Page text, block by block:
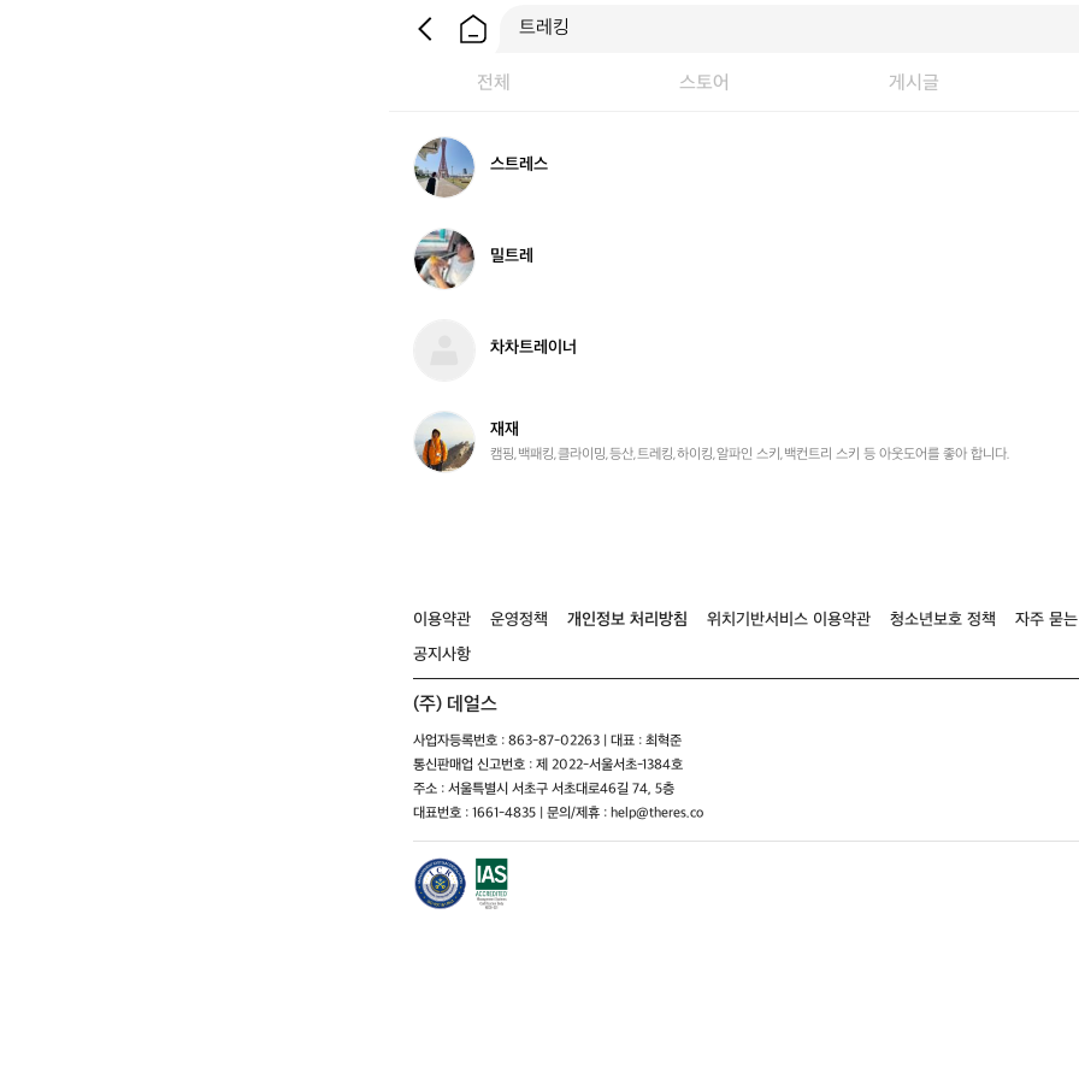
전체 스토어 게시글
스
트
레
스트레스
밀
트
레
밀트레
이
너
차차트레이너
재
재
재재
캠핑,백패킹,클라이밍,등산,트레킹,하이킹,알파인 스키,백컨트리 스키 등 아웃도어를 좋아 합니다.
이용약관 운영정책 개인정보 처리방침 위치기반서비스 이용약관 청소년보호 정책
자주 묻
공지사항
(주) 데얼스
사업자등록번호 : 863-87-02263 | 대표 : 최혁준
통신판매업 신고번호 : 제 2022-서울서초-1384호
주소 : 서울특별시 서초구 서초대로46길 74, 5층
대표번호 : 1661-4835 | 문의/제휴 : help@theres.co